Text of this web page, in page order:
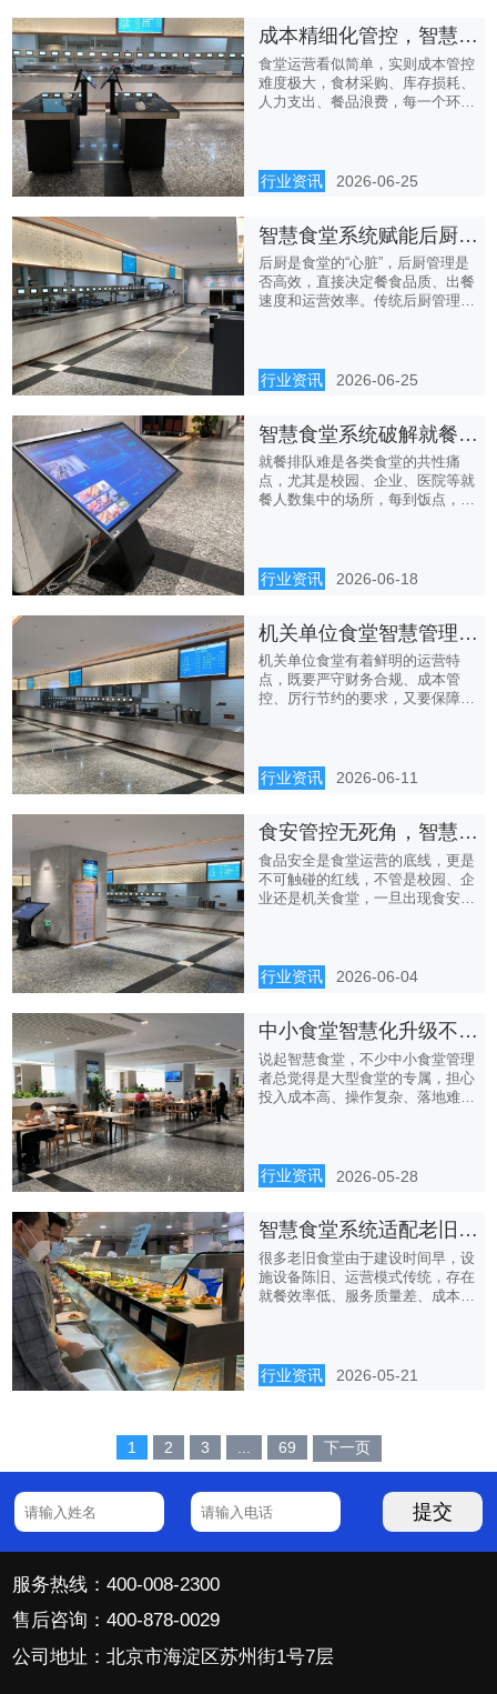
成本精细化管控，智慧食堂系统帮食堂“省出利润”
食堂运营看似简单，实则成本管控
难度极大，食材采购、库存损耗、
人力支出、餐品浪费，每一个环节
行业资讯 2026-06-25
智慧食堂系统赋能后厨管理，告别杂乱低效
后厨是食堂的“心脏”，后厨管理是
否高效，直接决定餐食品质、出餐
速度和运营效率。传统后厨管理
行业资讯 2026-06-25
智慧食堂系统破解就餐排队难题，高效就餐更舒心
就餐排队难是各类食堂的共性痛
点，尤其是校园、企业、医院等就
餐人数集中的场所，每到饭点，点
行业资讯 2026-06-18
机关单位食堂智慧管理，兼顾合规运营与服务提质
机关单位食堂有着鲜明的运营特
点，既要严守财务合规、成本管
控、厉行节约的要求，又要保障干
行业资讯 2026-06-11
食安管控无死角，智慧食堂系统筑牢餐饮安全“防护墙”
食品安全是食堂运营的底线，更是
不可触碰的红线，不管是校园、企
业还是机关食堂，一旦出现食安问
行业资讯 2026-06-04
中小食堂智慧化升级不踩坑，轻量型系统盘活运营全流程
说起智慧食堂，不少中小食堂管理
者总觉得是大型食堂的专属，担心
投入成本高、操作复杂、落地难，
行业资讯 2026-05-28
智慧食堂系统适配老旧食堂改造，低成本实现智能化升级
很多老旧食堂由于建设时间早，设
施设备陈旧、运营模式传统，存在
就餐效率低、服务质量差、成本
行业资讯 2026-05-21
1 2 3 ... 69 下一页
提交
服务热线：400-008-2300
售后咨询：400-878-0029
公司地址：北京市海淀区苏州街1号7层